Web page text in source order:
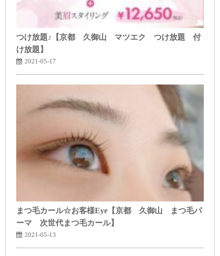
つけ放題♪【京都 久御山 マツエク つけ放題 付
け放題】
2021-05-17
まつ毛カール☆お客様Eye【京都 久御山 まつ毛パ
ーマ 次世代まつ毛カール】
2021-05-13